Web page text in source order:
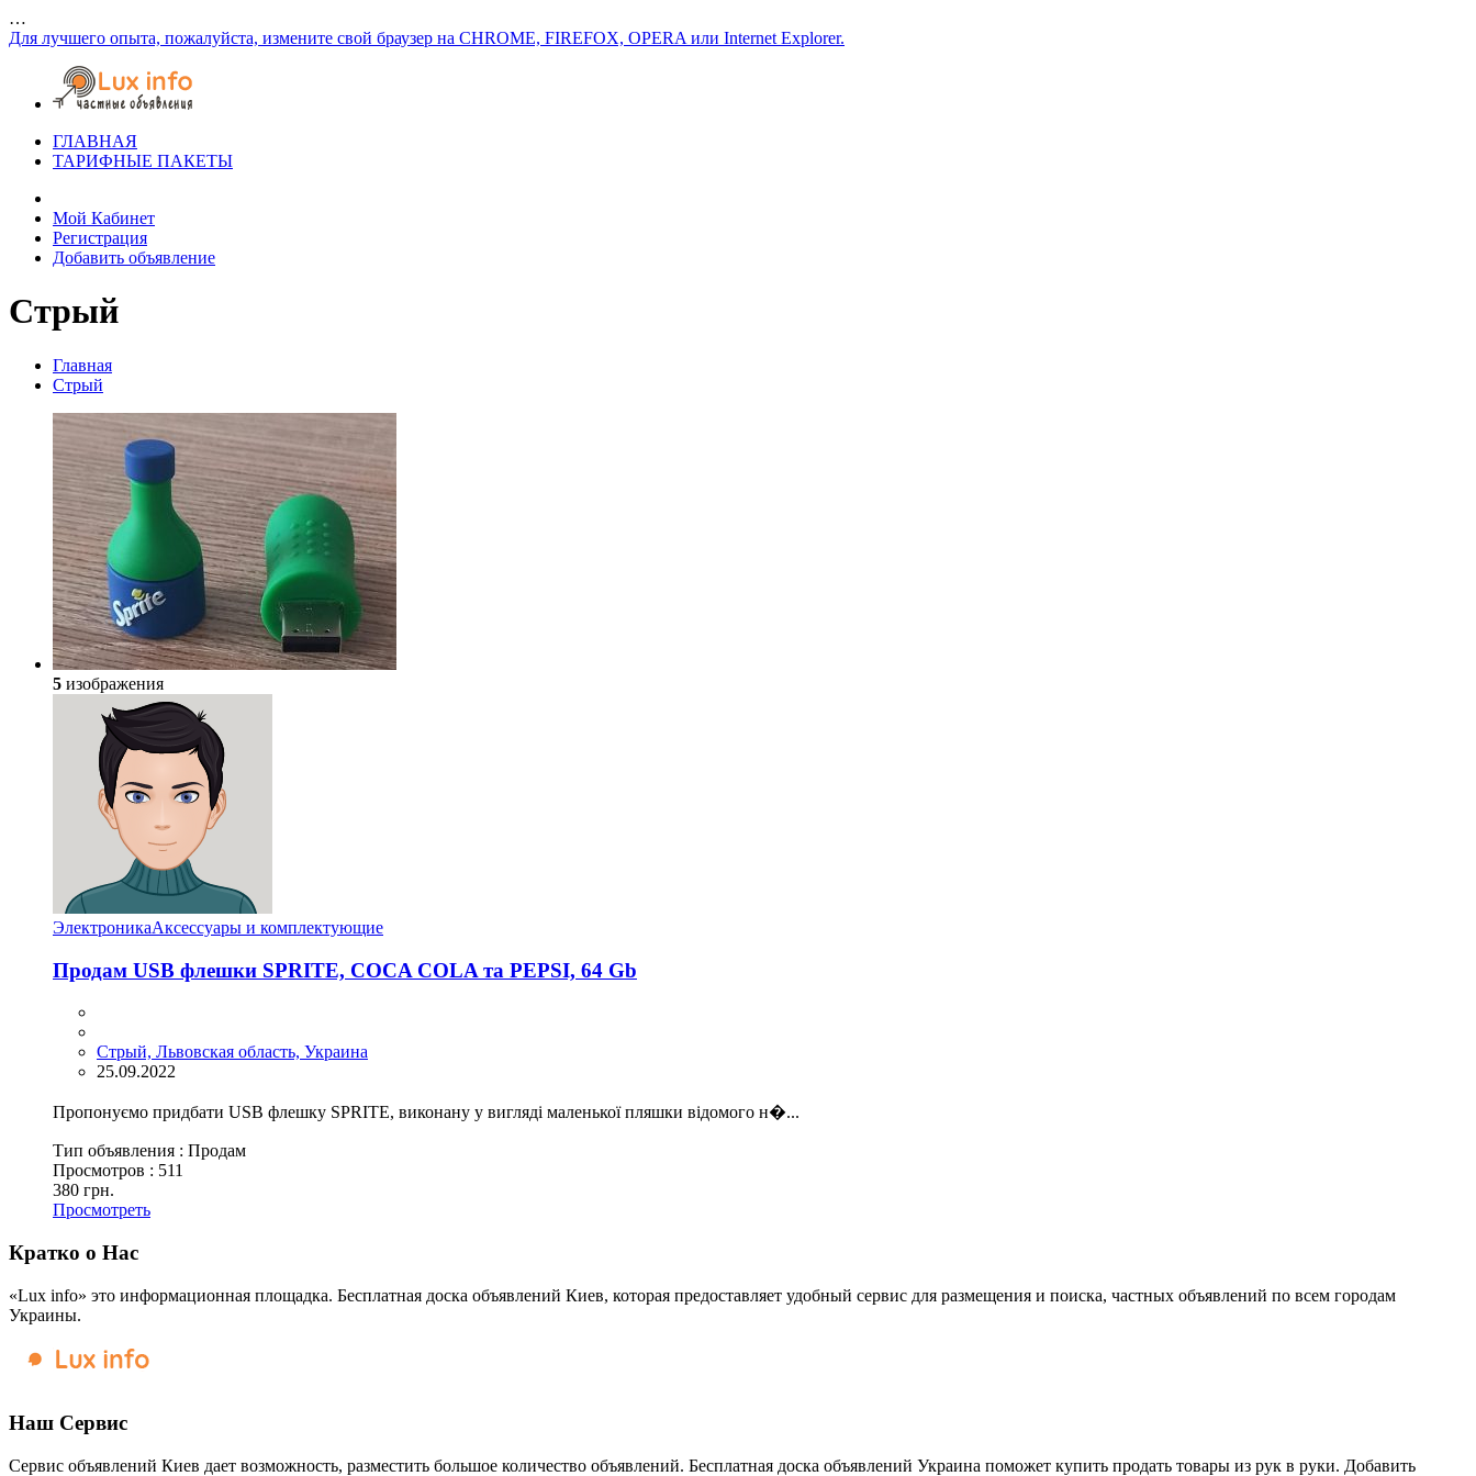
…
Для лучшего опыта, пожалуйста, измените свой браузер на CHROME, FIREFOX, OPERA или Internet Explorer.
ГЛАВНАЯ
ТАРИФНЫЕ ПАКЕТЫ
Мой Кабинет
Регистрация
Добавить объявление
Стрый
Главная
Стрый
5 изображения
ЭлектроникаАксессуары и комплектующие
Продам USB флешки SPRITE, COCA COLA та PEPSI, 64 Gb
Стрый, Львовская область, Украина
25.09.2022
Пропонуємо придбати USB флешку SPRITE, виконану у вигляді маленької пляшки відомого н�...
Тип объявления : Продам
Просмотров : 511
380 грн.
Просмотреть
Кратко о Нас
«Lux info» это информационная площадка. Бесплатная доска объявлений Киев, которая предоставляет удобный сервис для размещения и поиска, частных объявлений по всем городам
Украины.
Наш Сервис
Сервис объявлений Киев дает возможность, разместить большое количество объявлений. Бесплатная доска объявлений Украина поможет купить продать товары из рук в руки. Добавить